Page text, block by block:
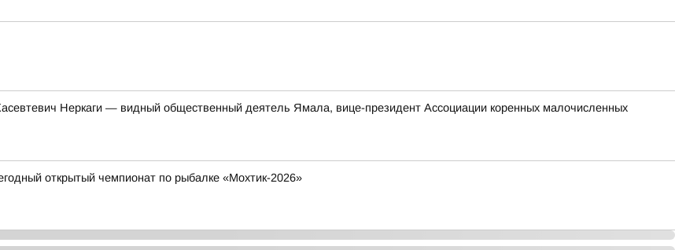
Неркаги — видный общественный деятель Ямала, вице-президент Ассоциации коренных малочисленных
открытый чемпионат по рыбалке «Мохтик-2026»